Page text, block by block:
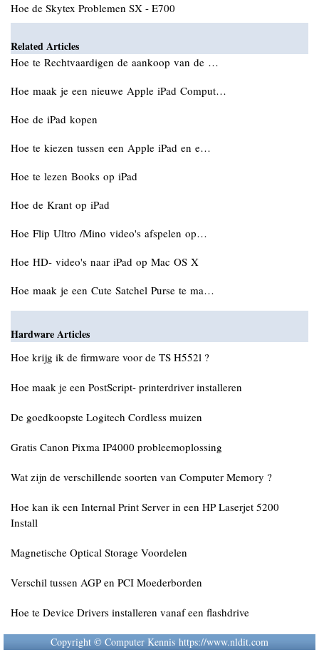
Hoe de Skytex Problemen SX - E700
Related Articles
Hoe te Rechtvaardigen de aankoop van de …
Hoe maak je een nieuwe Apple iPad Comput…
Hoe de iPad kopen
Hoe te kiezen tussen een Apple iPad en e…
Hoe te lezen Books op iPad
Hoe de Krant op iPad
Hoe Flip Ultro /Mino video's afspelen op…
Hoe HD- video's naar iPad op Mac OS X
Hoe maak je een Cute Satchel Purse te ma…
Hardware Articles
Hoe krijg ik de firmware voor de TS H552l ?
Hoe maak je een PostScript- printerdriver installeren
De goedkoopste Logitech Cordless muizen
Gratis Canon Pixma IP4000 probleemoplossing
Wat zijn de verschillende soorten van Computer Memory ?
Hoe kan ik een Internal Print Server in een HP Laserjet 5200
Install
Magnetische Optical Storage Voordelen
Verschil tussen AGP en PCI Moederborden
Hoe te Device Drivers installeren vanaf een flashdrive
Copyright © Computer Kennis https://www.nldit.com